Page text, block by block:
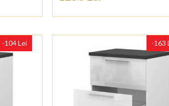
-104 Lei -163